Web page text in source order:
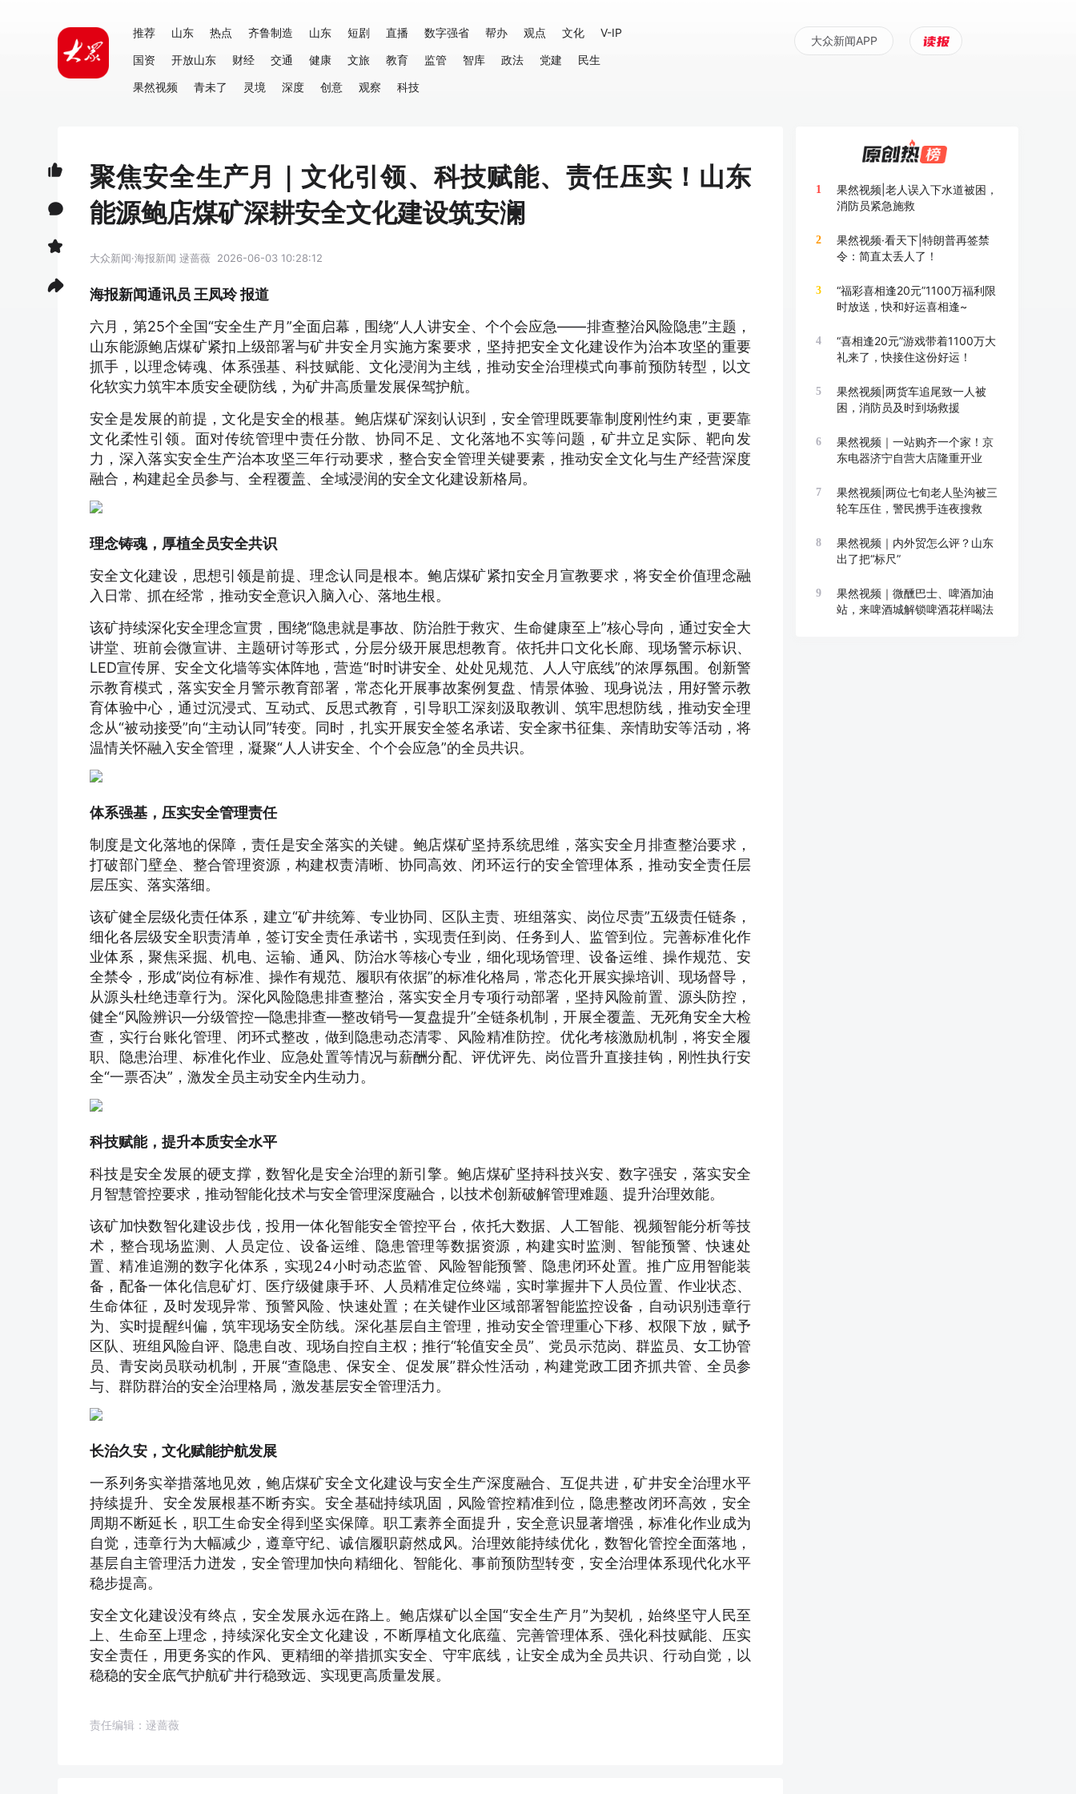
推荐 山东 热点 齐鲁制造 山东 短剧 直播 数字强省 帮办 观点 文化
V-IP
国资
开放山东 财经 交通 健康 文旅 教育 监管 智库 政法 党建
民生
果然视频
青未了 灵境 深度 创意 观察 科技
大众新闻APP
聚焦安全生产月｜文化引领、科技赋能、责任压实！山东
能源鲍店煤矿深耕安全文化建设筑安澜
大众新闻·海报新闻 逯蔷薇 2026-06-03 10:28:12
海报新闻通讯员 王凤玲 报道
六月，第25个全国“安全生产月”全面启幕，围绕“人人讲安全、个个会应急——排查整治风险隐患”主题，
山东能源鲍店煤矿紧扣上级部署与矿井安全月实施方案要求，坚持把安全文化建设作为治本攻坚的重要
抓手，以理念铸魂、体系强基、科技赋能、文化浸润为主线，推动安全治理模式向事前预防转型，以文
化软实力筑牢本质安全硬防线，为矿井高质量发展保驾护航。
安全是发展的前提，文化是安全的根基。鲍店煤矿深刻认识到，安全管理既要靠制度刚性约束，更要靠
文化柔性引领。面对传统管理中责任分散、协同不足、文化落地不实等问题，矿井立足实际、靶向发
力，深入落实安全生产治本攻坚三年行动要求，整合安全管理关键要素，推动安全文化与生产经营深度
融合，构建起全员参与、全程覆盖、全域浸润的安全文化建设新格局。
理念铸魂，厚植全员安全共识
安全文化建设，思想引领是前提、理念认同是根本。鲍店煤矿紧扣安全月宣教要求，将安全价值理念融
入日常、抓在经常，推动安全意识入脑入心、落地生根。
该矿持续深化安全理念宣贯，围绕“隐患就是事故、防治胜于救灾、生命健康至上”核心导向，通过安全大
讲堂、班前会微宣讲、主题研讨等形式，分层分级开展思想教育。依托井口文化长廊、现场警示标识、
LED宣传屏、安全文化墙等实体阵地，营造“时时讲安全、处处见规范、人人守底线”的浓厚氛围。创新警
示教育模式，落实安全月警示教育部署，常态化开展事故案例复盘、情景体验、现身说法，用好警示教
育体验中心，通过沉浸式、互动式、反思式教育，引导职工深刻汲取教训、筑牢思想防线，推动安全理
念从“被动接受”向“主动认同”转变。同时，扎实开展安全签名承诺、安全家书征集、亲情助安等活动，将
温情关怀融入安全管理，凝聚“人人讲安全、个个会应急”的全员共识。
体系强基，压实安全管理责任
制度是文化落地的保障，责任是安全落实的关键。鲍店煤矿坚持系统思维，落实安全月排查整治要求，
打破部门壁垒、整合管理资源，构建权责清晰、协同高效、闭环运行的安全管理体系，推动安全责任层
层压实、落实落细。
该矿健全层级化责任体系，建立“矿井统筹、专业协同、区队主责、班组落实、岗位尽责”五级责任链条，
细化各层级安全职责清单，签订安全责任承诺书，实现责任到岗、任务到人、监管到位。完善标准化作
业体系，聚焦采掘、机电、运输、通风、防治水等核心专业，细化现场管理、设备运维、操作规范、安
全禁令，形成“岗位有标准、操作有规范、履职有依据”的标准化格局，常态化开展实操培训、现场督导，
从源头杜绝违章行为。深化风险隐患排查整治，落实安全月专项行动部署，坚持风险前置、源头防控，
健全“风险辨识—分级管控—隐患排查—整改销号—复盘提升”全链条机制，开展全覆盖、无死角安全大检
查，实行台账化管理、闭环式整改，做到隐患动态清零、风险精准防控。优化考核激励机制，将安全履
职、隐患治理、标准化作业、应急处置等情况与薪酬分配、评优评先、岗位晋升直接挂钩，刚性执行安
全“一票否决”，激发全员主动安全内生动力。
科技赋能，提升本质安全水平
科技是安全发展的硬支撑，数智化是安全治理的新引擎。鲍店煤矿坚持科技兴安、数字强安，落实安全
月智慧管控要求，推动智能化技术与安全管理深度融合，以技术创新破解管理难题、提升治理效能。
该矿加快数智化建设步伐，投用一体化智能安全管控平台，依托大数据、人工智能、视频智能分析等技
术，整合现场监测、人员定位、设备运维、隐患管理等数据资源，构建实时监测、智能预警、快速处
置、精准追溯的数字化体系，实现24小时动态监管、风险智能预警、隐患闭环处置。推广应用智能装
备，配备一体化信息矿灯、医疗级健康手环、人员精准定位终端，实时掌握井下人员位置、作业状态、
生命体征，及时发现异常、预警风险、快速处置；在关键作业区域部署智能监控设备，自动识别违章行
为、实时提醒纠偏，筑牢现场安全防线。深化基层自主管理，推动安全管理重心下移、权限下放，赋予
区队、班组风险自评、隐患自改、现场自控自主权；推行“轮值安全员”、党员示范岗、群监员、女工协管
员、青安岗员联动机制，开展“查隐患、保安全、促发展”群众性活动，构建党政工团齐抓共管、全员参
与、群防群治的安全治理格局，激发基层安全管理活力。
长治久安，文化赋能护航发展
一系列务实举措落地见效，鲍店煤矿安全文化建设与安全生产深度融合、互促共进，矿井安全治理水平
持续提升、安全发展根基不断夯实。安全基础持续巩固，风险管控精准到位，隐患整改闭环高效，安全
周期不断延长，职工生命安全得到坚实保障。职工素养全面提升，安全意识显著增强，标准化作业成为
自觉，违章行为大幅减少，遵章守纪、诚信履职蔚然成风。治理效能持续优化，数智化管控全面落地，
基层自主管理活力迸发，安全管理加快向精细化、智能化、事前预防型转变，安全治理体系现代化水平
稳步提高。
安全文化建设没有终点，安全发展永远在路上。鲍店煤矿以全国“安全生产月”为契机，始终坚守人民至
上、生命至上理念，持续深化安全文化建设，不断厚植文化底蕴、完善管理体系、强化科技赋能、压实
安全责任，用更务实的作风、更精细的举措抓实安全、守牢底线，让安全成为全员共识、行动自觉，以
稳稳的安全底气护航矿井行稳致远、实现更高质量发展。
责任编辑：逯蔷薇
1
果然视频|老人误入下水道被困，
消防员紧急施救
2
果然视频·看天下|特朗普再签禁
令：简直太丢人了！
3
“福彩喜相逢20元”1100万福利限
时放送，快和好运喜相逢~
4
“喜相逢20元”游戏带着1100万大
礼来了，快接住这份好运！
5
果然视频|两货车追尾致一人被
困，消防员及时到场救援
6
果然视频｜一站购齐一个家！京
东电器济宁自营大店隆重开业
7
果然视频|两位七旬老人坠沟被三
轮车压住，警民携手连夜搜救
8
果然视频｜内外贸怎么评？山东
出了把“标尺”
9
果然视频｜微醺巴士、啤酒加油
站，来啤酒城解锁啤酒花样喝法